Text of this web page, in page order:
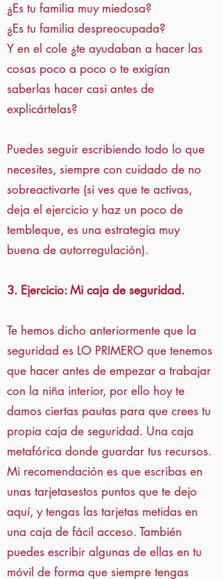
¿Es tu familia muy miedosa?
¿Es tu familia despreocupada?
Y en el cole ¿te ayudaban a hacer las
cosas poco a poco o te exigían
saberlas hacer casi antes de
explicártelas?
Puedes seguir escribiendo todo lo que
necesites, siempre con cuidado de no
sobreactivarte (si ves que te activas,
deja el ejercicio y haz un poco de
tembleque, es una estrategia muy
buena de autorregulación).
3. Ejercicio: Mi caja de seguridad.
Te hemos dicho anteriormente que la
seguridad es LO PRIMERO que tenemos
que hacer antes de empezar a trabajar
con la niña interior, por ello hoy te
damos ciertas pautas para que crees tu
propia caja de seguridad. Una caja
metafórica donde guardar tus recursos.
Mi recomendación es que escribas en
unas tarjetasestos puntos que te dejo
aquí, y tengas las tarjetas metidas en
una caja de fácil acceso. También
puedes escribir algunas de ellas en tu
móvil de forma que siempre tengas